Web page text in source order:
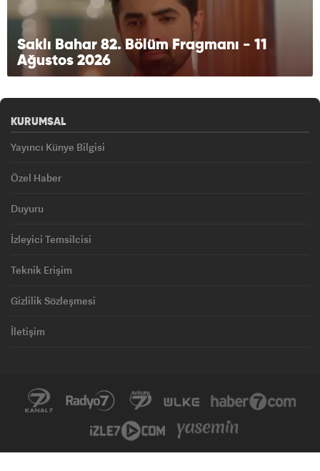
Saklı Bahar 82. Bölüm Fragmanı - 11
Ağustos 2026
KURUMSAL
Yayıncı Künye Bilgisi
Özel Haber
Duyuru
İzleyici Temsilcisi
Teknik Erişim
Gizlilik Sözleşmesi
İletişim